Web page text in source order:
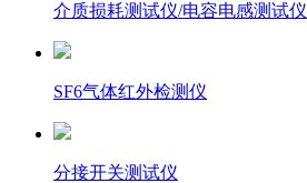
介质损耗测试仪/电容电感测试仪
SF6气体红外检测仪
分接开关测试仪